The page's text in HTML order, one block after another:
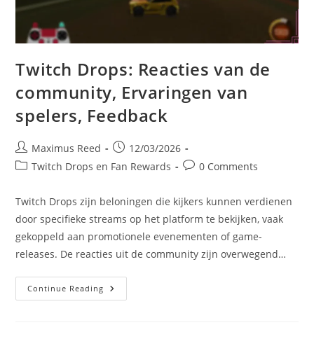
Twitch Drops: Reacties van de
community, Ervaringen van
spelers, Feedback
Post
author:
Maximus Reed
Post
published:
12/03/2026
PostTwitch Drops en Fan Rewards
Post0 Comments
Twitch Drops zijn beloningen die kijkers kunnen verdienen
door specifieke streams op het platform te bekijken, vaak
gekoppeld aan promotionele evenementen of game-
releases. De reacties uit de community zijn overwegend…
Continue Reading Twitch
Drops: